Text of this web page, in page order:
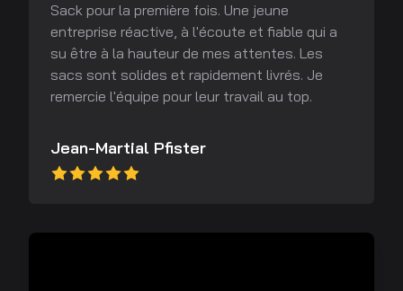
Sack pour la première fois. Une jeune
entreprise réactive, à l'écoute et fiable qui a
su être à la hauteur de mes attentes. Les
sacs sont solides et rapidement livrés. Je
remercie l'équipe pour leur travail au top.
Jean-Martial Pfister